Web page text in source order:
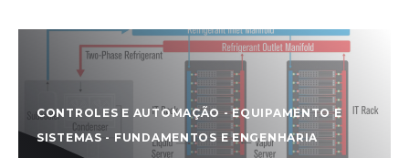
CONTROLES E AUTOMAÇÃO -EQUIPAMENTO E
SISTEMAS - FUNDAMENTOS E ENGENHARIA